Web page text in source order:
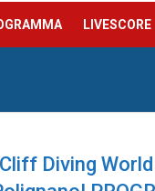
LIVESCORE
Diving